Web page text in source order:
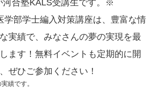
河合塾KALS受講生です。※
学部学士編入対策講座は、豊富な情
実績で、みなさんの夢の実現を最
ます！無料イベントも定期的に開
ぜひご参加ください！
績です。